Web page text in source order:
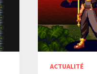
ACTUALITÉ